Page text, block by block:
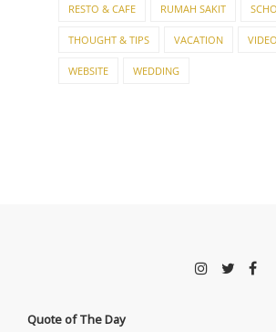
RESTO & CAFE RUMAH SAKIT
THOUGHT & TIPS VACATION VIDEO
WEBSITE WEDDING
Quote of The Day